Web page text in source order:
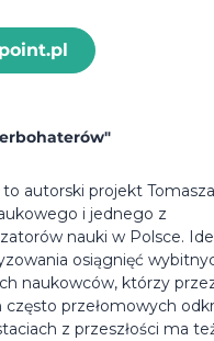
autorski projekt Tomasza
i jednego z
nauki w Polsce.
osiągnięć
naukowców, którzy
przełomowych
z przeszłości ma